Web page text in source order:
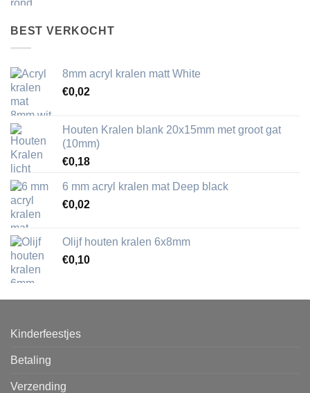
BEST VERKOCHT
8mm acryl kralen matt White
€0,02
Houten Kralen blank 20x15mm met groot gat
(10mm)
€0,18
6 mm acryl kralen mat Deep black
€0,02
Olijf houten kralen 6x8mm
€0,10
Kinderfeestjes
Betaling
Verzending